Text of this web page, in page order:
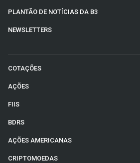
PLANTÃO DE NOTÍCIAS DA B3
NEWSLETTERS
COTAÇÕES
AÇÕES
FIIS
BDRS
AÇÕES AMERICANAS
CRIPTOMOEDAS